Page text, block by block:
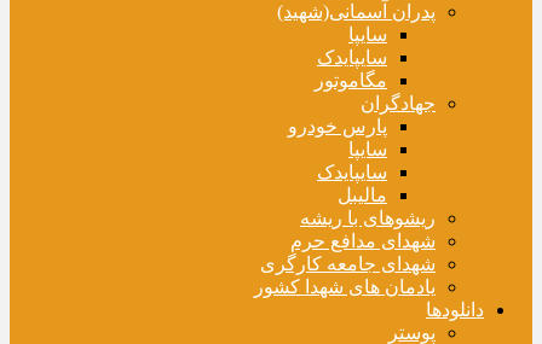
پدران آسمانی(شهید)
سایپا
سایپایدک
مگاموتور
جهادگران
پارس خودرو
سایپا
سایپایدک
مالیبل
ریشوهای با ریشه
شهدای مدافع حرم
شهدای جامعه کارگری
یادمان های شهدا کشور
دانلودها
پوستر